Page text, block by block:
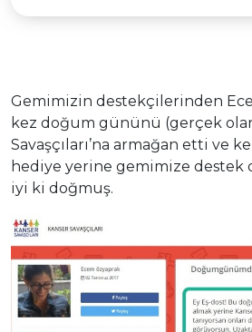
Gemimizin destekçilerinden
kez doğum gününü (gerçek
Savaşçıları’na armağan etti ve
hediye yerine gemimize destek
iyi ki doğmuş.